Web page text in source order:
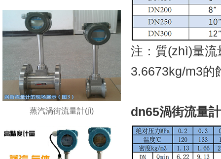
蒸汽渦街流量計(jì)
注：質(zhì)量
3.6673kg/m3的
dn65渦街流量